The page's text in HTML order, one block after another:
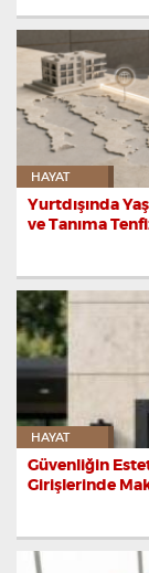
HAYAT
Yurtdışında
ve Tanıma
HAYAT
Güvenliğin
Girişlerinde